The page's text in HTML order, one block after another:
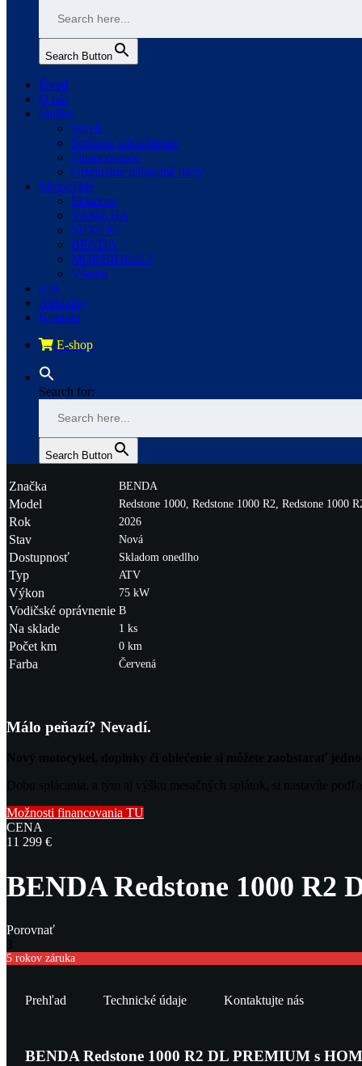
Search Button
Úvod
O nás
Služby
Servis
Sezónne uskladnenie
Financovanie
Originálne náhradné diely
Motocykle
Skladom
YAMAHA
SUZUKI
BENDA
MORBIDELLI
Všetko
4×4
Aktuality
Kontakt
E-shop
Search for:
Search Button
Značka BENDA
Model Redstone 1000, Redstone 1000 R2, Redstone 1000
Rok 2026
Stav Nová
Dostupnosť Skladom onedlho
Typ ATV
Výkon 75 kW
Vodičské oprávnenie B
Na sklade 1 ks
Počet km 0 km
Farba Červená
Málo peňazí? Nevadí.
Možnosti financovania TU
CENA
11 299 €
BENDA Redstone 1000
Porovnať
5 rokov záruka
Prehľad Technické údaje Kontaktujte nás
BENDA Redstone 1000 R2 DL PREMIUM s